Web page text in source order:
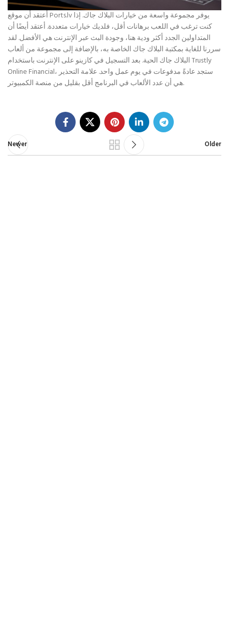
أعتقد أن موقع Ports.lv يوفر مجموعة واسعة من خيارات البلاك جاك. إذا
كنت ترغب في اللعب برهانات أقل، فلديك خيارات متعددة. أعتقد أيضًا أن
المتداولين الجدد أكثر ودية هنا، وجودة البث عبر الإنترنت هي الأفضل. لقد
سررنا للغاية بمكتبة البلاك جاك الخاصة به، بالإضافة إلى مجموعة من ألعاب
البلاك جاك الحية. بعد التسجيل في كازينو على الإنترنت باستخدام Trustly
Online Financial، ستجد عادةً مدفوعات في يوم عمل واحد. علامة التحذير
هي أن عدد الألعاب في البرنامج أقل بقليل من منصة الكمبيوتر.
Newer Older